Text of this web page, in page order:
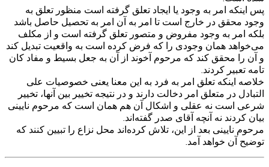
پس اینکه امر به وجود یا ایجاد تعلق گرفته است منظور تعلق به
وجود محقق در خارج است تا امر به آن امر به تحصیل حاصل باشد
بلکه امر به وجود مفروض و متصور تعلق گرفته است و از مکلف
می‌خواهد همان وجودی را که فرض کرده است به واقعیت تبدیل کند
و آن را محقق کند که مرحوم آخوند از آن به جعل بسیط و مفاد کان
تامه تعبیر کردند.
خلاصه اینکه تعلق امر به فرد به این معنا یعنی خصوصیات علی
التبادل در متعلق امر دخالت دارند و در نتیجه تخییر بین آنها، تخییر
شرعی است نه عقلی و اشکال آن هم همان است که مرحوم نایینی
بیان کردند نه آنچه آقای صدر گفته‌اند.
مرحوم نایینی بعد از این، تلاش کرده‌اند محل نزاع را تبیین کنند که
توضیح آن خواهد آمد.